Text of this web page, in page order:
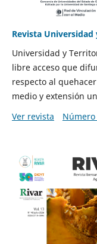
Revista
Universidad y
libre acceso que
respecto al
medio y extensión
Ver revista